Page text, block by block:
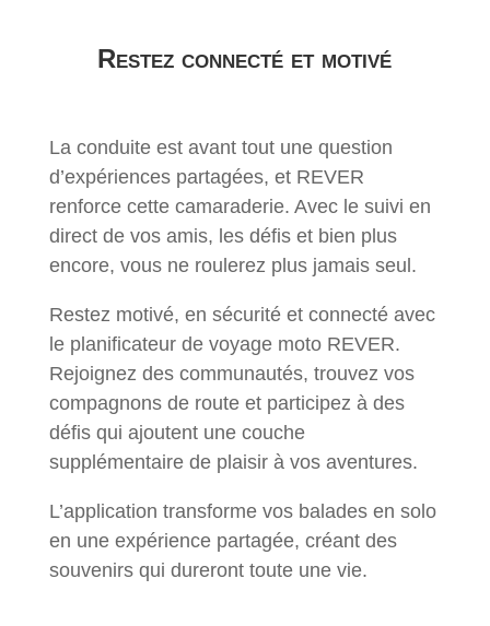
Restez connecté et motivé
La conduite est avant tout une question
d’expériences partagées, et REVER
renforce cette camaraderie. Avec le suivi en
direct de vos amis, les défis et bien plus
encore, vous ne roulerez plus jamais seul.
Restez motivé, en sécurité et connecté avec
le planificateur de voyage moto REVER.
Rejoignez des communautés, trouvez vos
compagnons de route et participez à des
défis qui ajoutent une couche
supplémentaire de plaisir à vos aventures.
L’application transforme vos balades en solo
en une expérience partagée, créant des
souvenirs qui dureront toute une vie.